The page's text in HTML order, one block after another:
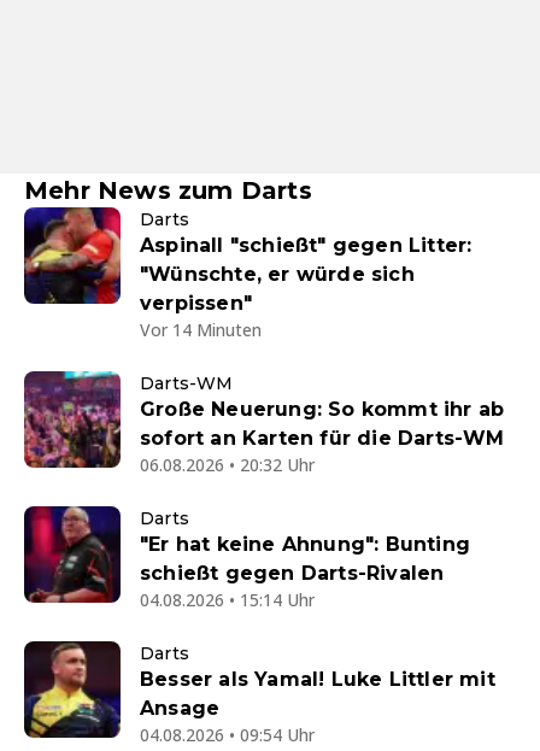
Mehr News zum Darts
Darts
Aspinall "schießt" gegen Litter:
"Wünschte, er würde sich
verpissen"
Vor 14 Minuten
Darts-WM
Große Neuerung: So kommt ihr ab
sofort an Karten für die Darts-WM
06.08.2026 • 20:32 Uhr
Darts
"Er hat keine Ahnung": Bunting
schießt gegen Darts-Rivalen
04.08.2026 • 15:14 Uhr
Darts
Besser als Yamal! Luke Littler mit
Ansage
04.08.2026 • 09:54 Uhr